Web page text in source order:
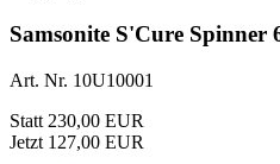
Samsonite S'Cure Spinner
Art. Nr. 10U10001
Statt 230,00 EUR
Jetzt 127,00 EUR